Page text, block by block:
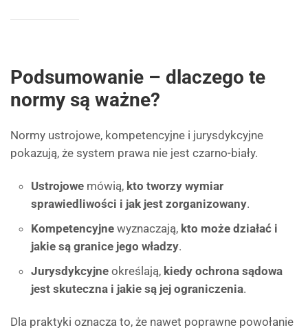
Podsumowanie – dlaczego te
normy są ważne?
Normy ustrojowe, kompetencyjne i jurysdykcyjne
pokazują, że system prawa nie jest czarno-biały.
Ustrojowe mówią, kto tworzy wymiar
sprawiedliwości i jak jest zorganizowany.
Kompetencyjne wyznaczają, kto może działać i
jakie są granice jego władzy.
Jurysdykcyjne określają, kiedy ochrona sądowa
jest skuteczna i jakie są jej ograniczenia.
Dla praktyki oznacza to, że nawet poprawne powołanie